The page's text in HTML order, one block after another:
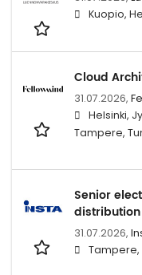
Kuopio,
Cloud
31.07.2026,
Helsinki,
Tampere,
Senior
distribution
31.07.2026,
Tampere,